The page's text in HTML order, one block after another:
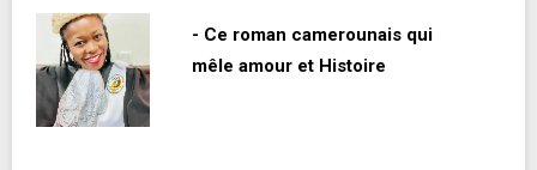
- Ce roman camerounais qui
mêle amour et Histoire